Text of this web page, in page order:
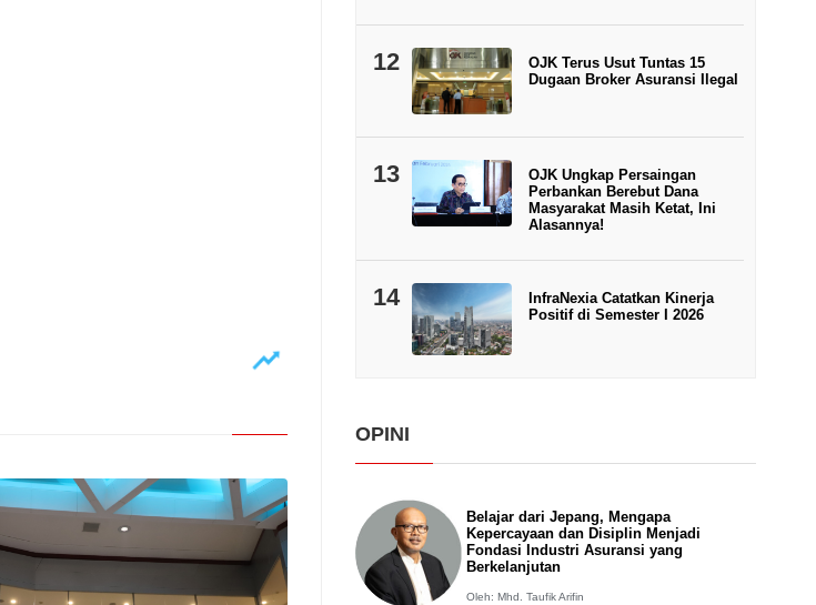
12
OJK Terus Usut Tuntas 15
Dugaan Broker Asuransi Ilegal
13
OJK Ungkap Persaingan
Perbankan Berebut Dana
Masyarakat Masih Ketat, Ini
Alasannya!
14
InfraNexia Catatkan Kinerja
Positif di Semester I 2026
OPINI
Belajar dari Jepang, Mengapa
Kepercayaan dan Disiplin Menjadi
Fondasi Industri Asuransi yang
Berkelanjutan
Oleh: Mhd. Taufik Arifin